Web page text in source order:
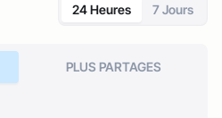
24 Heures 7 Jours
PLUS PARTAGES